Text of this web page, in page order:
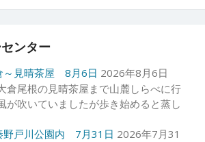
ンター
～見晴茶屋 8月6日 2026年8月6日
倉尾根の見晴茶屋まで山麓しらべに行
が吹いていましたが歩き始めると蒸し
野戸川公園内 7月31日 2026年7月31